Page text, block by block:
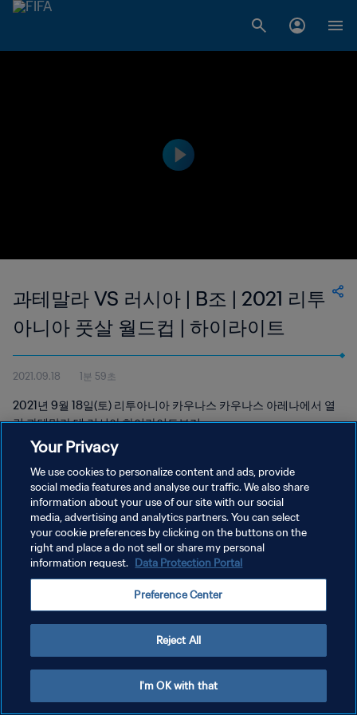
과테말라 VS 러시아 | B조 | 2021 리투
아니아 풋살 월드컵 | 하이라이트
2021.09.18 1분 59초
2021년 9월 18일(토) 리투아니아 카우나스 카우나스 아레나에서 열
린 과테말라 대 러시아 하이라이트보기
개인정보 보호정책
서비스 약관
쿠키 기본 설정 관리
Your Privacy
We use cookies to personalize content and ads, provide
social media features and analyse our traffic. We also share
information about your use of our site with our social
media, advertising and analytics partners. You can select
your cookie preferences by clicking on the buttons on the
right and place a do not sell or share my personal
information request. Data Protection Portal
Preference Center
Reject All
I'm OK with that